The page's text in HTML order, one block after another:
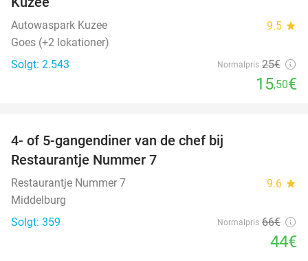
Autowaspark Kuzee 9.5 star
Goes (+2 lokationer)
Solgt: 2.543
Normalpris 25€
15,50€
4- of 5-gangendiner van de chef bij
Restaurantje Nummer 7
Restaurantje Nummer 7 9.6 star
Middelburg
Solgt: 359
Normalpris 66€
44€